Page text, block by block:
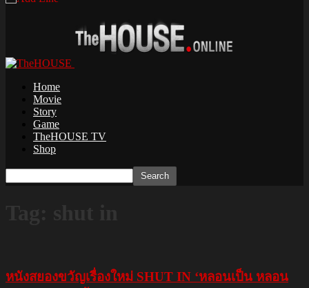
Home
Movie
Story
Game
TheHOUSE TV
Shop
หนังสยองขวัญเรื่องใหม่ SHUT IN ‘หลอนเป็น หลอน